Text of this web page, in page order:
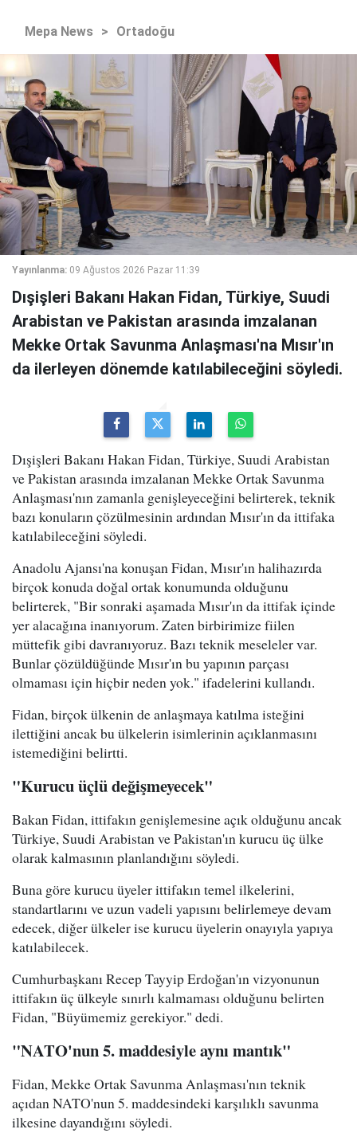
Mepa News > Ortadoğu
Yayınlanma: 09 Ağustos 2026 Pazar 11:39
Dışişleri Bakanı Hakan Fidan, Türkiye, Suudi
Arabistan ve Pakistan arasında imzalanan
Mekke Ortak Savunma Anlaşması'na Mısır'ın
da ilerleyen dönemde katılabileceğini söyledi.
Dışişleri Bakanı Hakan Fidan, Türkiye, Suudi Arabistan
ve Pakistan arasında imzalanan Mekke Ortak Savunma
Anlaşması'nın zamanla genişleyeceğini belirterek, teknik
bazı konuların çözülmesinin ardından Mısır'ın da ittifaka
katılabileceğini söyledi.
Anadolu Ajansı'na konuşan Fidan, Mısır'ın halihazırda
birçok konuda doğal ortak konumunda olduğunu
belirterek, "Bir sonraki aşamada Mısır'ın da ittifak içinde
yer alacağına inanıyorum. Zaten birbirimize fiilen
müttefik gibi davranıyoruz. Bazı teknik meseleler var.
Bunlar çözüldüğünde Mısır'ın bu yapının parçası
olmaması için hiçbir neden yok." ifadelerini kullandı.
Fidan, birçok ülkenin de anlaşmaya katılma isteğini
ilettiğini ancak bu ülkelerin isimlerinin açıklanmasını
istemediğini belirtti.
"Kurucu üçlü değişmeyecek"
Bakan Fidan, ittifakın genişlemesine açık olduğunu ancak
Türkiye, Suudi Arabistan ve Pakistan'ın kurucu üç ülke
olarak kalmasının planlandığını söyledi.
Buna göre kurucu üyeler ittifakın temel ilkelerini,
standartlarını ve uzun vadeli yapısını belirlemeye devam
edecek, diğer ülkeler ise kurucu üyelerin onayıyla yapıya
katılabilecek.
Cumhurbaşkanı Recep Tayyip Erdoğan'ın vizyonunun
ittifakın üç ülkeyle sınırlı kalmaması olduğunu belirten
Fidan, "Büyümemiz gerekiyor." dedi.
"NATO'nun 5. maddesiyle aynı mantık"
Fidan, Mekke Ortak Savunma Anlaşması'nın teknik
açıdan NATO'nun 5. maddesindeki karşılıklı savunma
ilkesine dayandığını söyledi.